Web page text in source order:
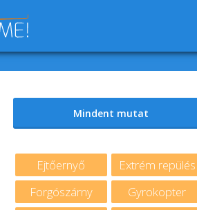
Mindent mutat
Ejtőernyő
Extrém repülés
Forgószárny
Gyrokopter